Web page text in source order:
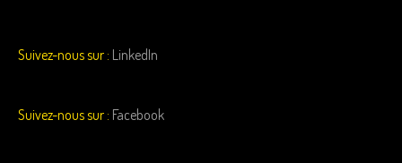
Suivez-nous sur : LinkedIn
Suivez-nous sur : Facebook